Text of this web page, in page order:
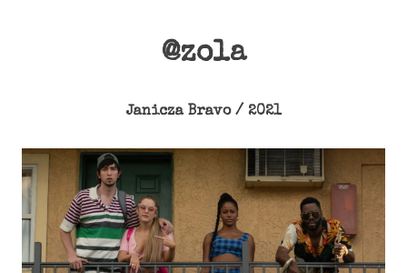
@zola
Janicza Bravo / 2021